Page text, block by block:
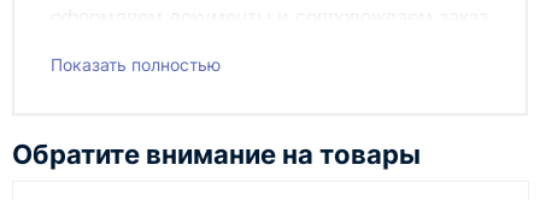
до получения клиентом.
онлайн-форму заказа и укажите контакты для
Показать полностью
Обратите внимание на товары